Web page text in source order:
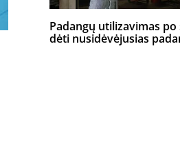
Padangų utilizavimas
dėti nusidėvėjusias